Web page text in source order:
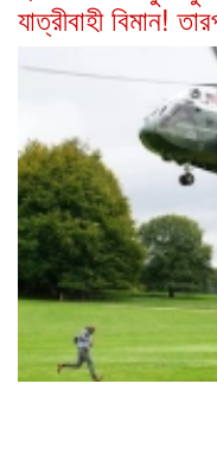
যাত্রীবাহী বিমান!